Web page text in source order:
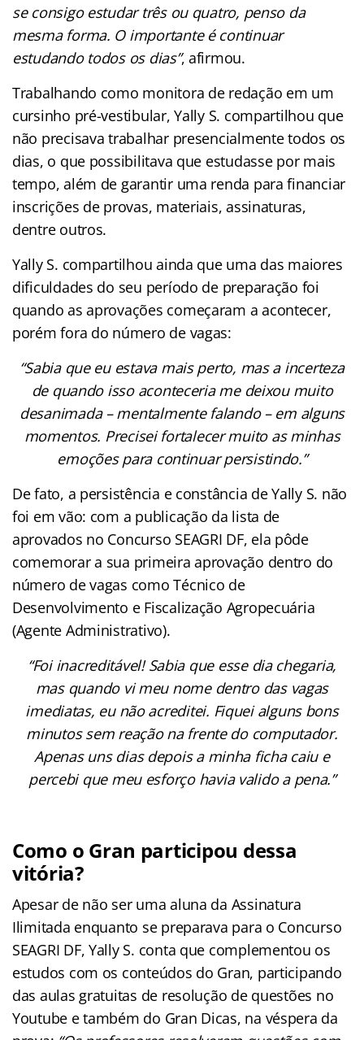
se consigo estudar três ou quatro, penso da
mesma forma. O importante é continuar
estudando todos os dias”, afirmou.
Trabalhando como monitora de redação em um
cursinho pré-vestibular, Yally S. compartilhou que
não precisava trabalhar presencialmente todos os
dias, o que possibilitava que estudasse por mais
tempo, além de garantir uma renda para financiar
inscrições de provas, materiais, assinaturas,
dentre outros.
Yally S. compartilhou ainda que uma das maiores
dificuldades do seu período de preparação foi
quando as aprovações começaram a acontecer,
porém fora do número de vagas:
“Sabia que eu estava mais perto, mas a incerteza
de quando isso aconteceria me deixou muito
desanimada – mentalmente falando – em alguns
momentos. Precisei fortalecer muito as minhas
emoções para continuar persistindo.”
De fato, a persistência e constância de Yally S. não
foi em vão: com a publicação da lista de
aprovados no Concurso SEAGRI DF, ela pôde
comemorar a sua primeira aprovação dentro do
número de vagas como Técnico de
Desenvolvimento e Fiscalização Agropecuária
(Agente Administrativo).
“Foi inacreditável! Sabia que esse dia chegaria,
mas quando vi meu nome dentro das vagas
imediatas, eu não acreditei. Fiquei alguns bons
minutos sem reação na frente do computador.
Apenas uns dias depois a minha ficha caiu e
percebi que meu esforço havia valido a pena.”
Como o Gran participou dessa
vitória?
Apesar de não ser uma aluna da Assinatura
Ilimitada enquanto se preparava para o Concurso
SEAGRI DF, Yally S. conta que complementou os
estudos com os conteúdos do Gran, participando
das aulas gratuitas de resolução de questões no
Youtube e também do Gran Dicas, na véspera da